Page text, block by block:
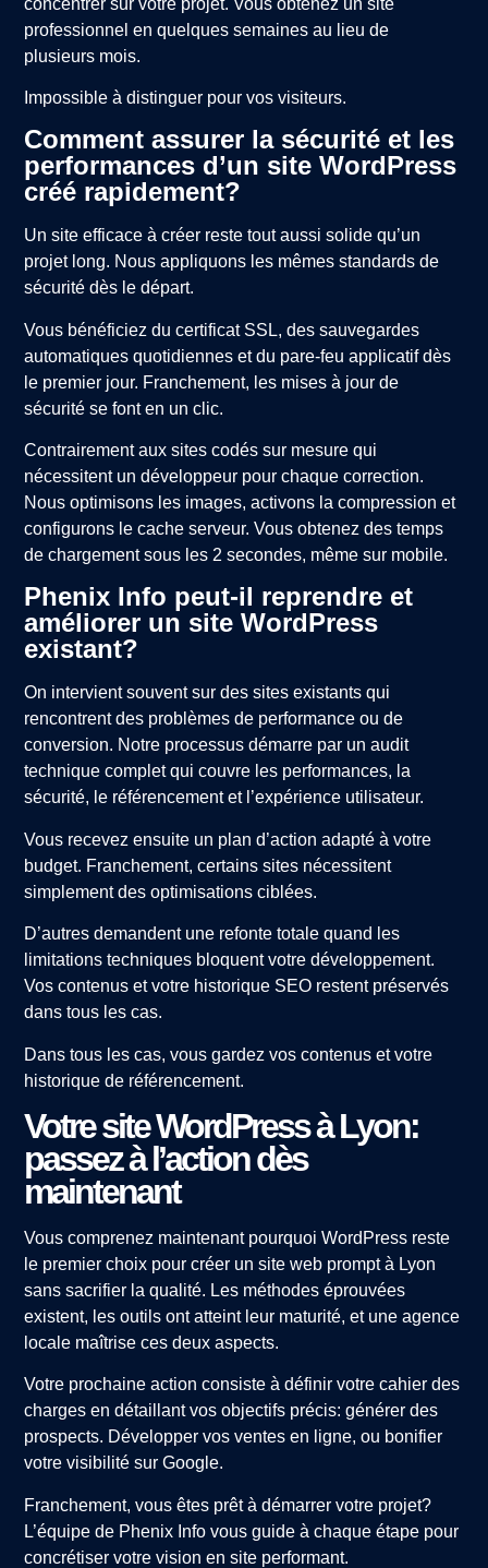
professionnel en quelques semaines au lieu de
plusieurs mois.
Impossible à distinguer pour vos visiteurs.
Comment assurer la sécurité et les
performances d’un site WordPress
créé rapidement?
Un site efficace à créer reste tout aussi solide qu’un
projet long. Nous appliquons les mêmes standards de
sécurité dès le départ.
Vous bénéficiez du certificat SSL, des sauvegardes
automatiques quotidiennes et du pare-feu applicatif dès
le premier jour. Franchement, les mises à jour de
sécurité se font en un clic.
Contrairement aux sites codés sur mesure qui
nécessitent un développeur pour chaque correction.
Nous optimisons les images, activons la compression et
configurons le cache serveur. Vous obtenez des temps
de chargement sous les 2 secondes, même sur mobile.
Phenix Info peut-il reprendre et
améliorer un site WordPress
existant?
On intervient souvent sur des sites existants qui
rencontrent des problèmes de performance ou de
conversion. Notre processus démarre par un audit
technique complet qui couvre les performances, la
sécurité, le référencement et l’expérience utilisateur.
Vous recevez ensuite un plan d’action adapté à votre
budget. Franchement, certains sites nécessitent
simplement des optimisations ciblées.
D’autres demandent une refonte totale quand les
limitations techniques bloquent votre développement.
Vos contenus et votre historique SEO restent préservés
dans tous les cas.
Dans tous les cas, vous gardez vos contenus et votre
historique de référencement.
Votre site WordPress à Lyon:
passez à l’action dès
maintenant
Vous comprenez maintenant pourquoi WordPress reste
le premier choix pour créer un site web prompt à Lyon
sans sacrifier la qualité. Les méthodes éprouvées
existent, les outils ont atteint leur maturité, et une agence
locale maîtrise ces deux aspects.
Votre prochaine action consiste à définir votre cahier des
charges en détaillant vos objectifs précis: générer des
prospects. Développer vos ventes en ligne, ou bonifier
votre visibilité sur Google.
Franchement, vous êtes prêt à démarrer votre projet?
L’équipe de Phenix Info vous guide à chaque étape pour
concrétiser votre vision en site performant.